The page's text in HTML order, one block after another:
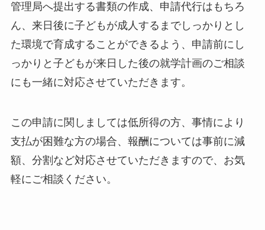
管理局へ提出する書類の作成、申請代行はもちろ
ん、来日後に子どもが成人するまでしっかりとし
た環境で育成することができるよう、申請前にし
っかりと子どもが来日した後の就学計画のご相談
にも一緒に対応させていただきます。
この申請に関しましては低所得の方、事情により
支払が困難な方の場合、報酬については事前に減
額、分割など対応させていただきますので、お気
軽にご相談ください。